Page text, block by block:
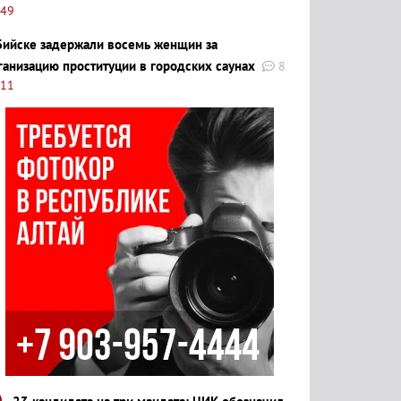
задержали восемь женщин за
проституции в городских саунах
8